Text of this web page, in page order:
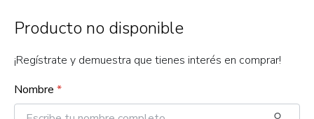
Producto no disponible
¡Regístrate y demuestra que tienes interés en comprar!
Nombre *